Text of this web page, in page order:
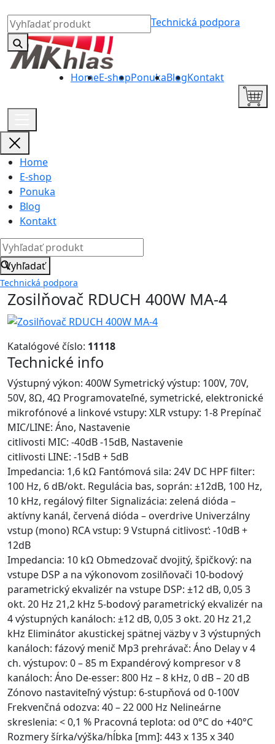
Technická podpora
HomeE-shopPonukaBlogKontakt
Home
E-shop
Ponuka
Blog
Kontakt
Vyhľadať
Technická podpora
Zosilňovač RDUCH 400W MA-4
Katalógové číslo: 11118
Technické info
Výstupný výkon: 400W Symetrický výstup: 100V, 70V,
50V, 8Ω, 4Ω Programovateľné, symetrické, elektronické
mikrofónové a linkové vstupy: XLR vstupy: 1-8 Prepínač
MIC/LINE: Áno, Nastavenie
citlivosti MIC: -40dB -15dB, Nastavenie
citlivosti LINE: -15dB + 5dB
Impedancia: 1,6 kΩ Fantómová sila: 24V DC HPF filter:
100 Hz, 6 dB/okt. Regulácia bas, soprán: ±12dB, 100 Hz,
10 kHz, regálový filter Signalizácia: zelená dióda –
aktívny kanál, červená dióda – overdrive Univerzálny
vstup (mono) RCA vstup: 9 Vstupná citlivosť: -10dB +
12dB
Impedancia: 10 kΩ Obmedzovač dvojitý, špičkový: na
vstupe DSP a na výkonovom zosilňovači 10-bodový
parametrický ekvalizér na vstupe DSP: ±12 dB, 0,05 3
okt. 20 Hz 21,2 kHz 5-bodový parametrický ekvalizér na
4 výstupných kanáloch: ±12 dB, 0,05 3 okt. 20 Hz 21,2
kHz Eliminátor akustickej spätnej väzby v 3 výstupných
kanáloch: fázový menič Mp3 prehrávač: Áno Delay v 4
ch. výstupov: 0 – 85 m Expandérový kompresor v 8
kanáloch: Áno De-esser: 800 Hz – 8 kHz, 0 dB – 20 dB
Zónovo nastaviteľný výstup: 6-stupňová od 0-100V
Frekvenčná odozva: 40 – 22 000 Hz Nelineárne
skreslenia: < 0,1 % Pracovná teplota: od 0°C do +40°C
Rozmery šírka/výška/hĺbka [mm]: 443 x 135 x 340